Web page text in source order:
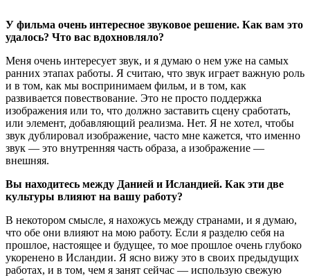
У фильма очень интересное звуковое решение. Как вам это
удалось? Что вас вдохновляло?
Меня очень интересует звук, и я думаю о нем уже на самых
ранних этапах работы. Я считаю, что звук играет важную роль
и в том, как мы воспринимаем фильм, и в том, как
развивается повествование. Это не просто поддержка
изображения или то, что должно заставить сцену сработать,
или элемент, добавляющий реализма. Нет. Я не хотел, чтобы
звук дублировал изображение, часто мне кажется, что именно
звук — это внутренняя часть образа, а изображение —
внешняя.
Вы находитесь между Данией и Исландией. Как эти две
культуры влияют на вашу работу?
В некотором смысле, я нахожусь между странами, и я думаю,
что обе они влияют на мою работу. Если я разделю себя на
прошлое, настоящее и будущее, то мое прошлое очень глубоко
укоренено в Исландии. Я ясно вижу это в своих предыдущих
работах, и в том, чем я занят сейчас — использую свежую